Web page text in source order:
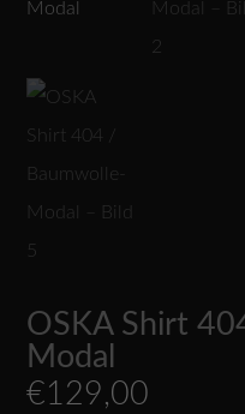
OSKA Shirt
Modal
€129,00